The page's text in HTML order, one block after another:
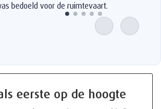
bedoeld voor de ruimtevaart.
eerste op de hoogte